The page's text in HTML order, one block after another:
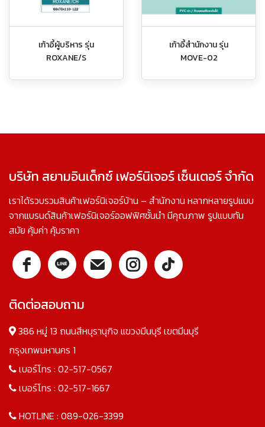
เก้าอี้ผู้บริหาร รุ่น
ROXANE/S
เก้าอี้สำนักงาน รุ่น
MOVE-02
บริษัท สยามอินเด็กซ์ เฟอร์นิเจอร์ เซ็นเตอร์ จำกัด
เราได้รวบรวมสินค้าเฟอร์นิเจอร์บ้าน – สำนักงาน หลากหลายรูปแบบ
จากแบรนด์สินค้าเฟอร์นิเจอร์ออฟฟิศชั้นนำ มีคุณภาพ รูปแบบทัน
สมัย คุ้มค่า คุ้มราคา
ติดต่อสอบถาม
386 หมู่ 13 ถนนสีหบุรานุกิจ แขวงมีนบุรี เขตมีนบุรี
กรุงเทพมหานคร 1
เบอร์โทร : 02-517-0567
เบอร์โทร : 02-517-1667
HOTLINE : 089-026-3399